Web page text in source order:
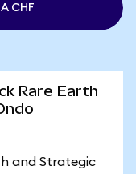
CHF
Rare Earth
and Strategic